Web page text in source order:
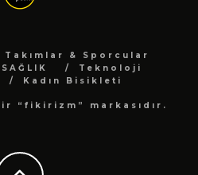
Takımlar & Sporcular
SAĞLIK
Teknoloji
Kadın Bisikleti
“fikirizm” markasıdır.